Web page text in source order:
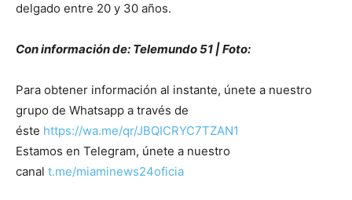
delgado entre 20 y 30 años.
Con información de: Telemundo 51 | Foto:
Para obtener información al instante, únete a nuestro
grupo de Whatsapp a través de
éste https://wa.me/qr/JBQICRYC7TZAN1
Estamos en Telegram, únete a nuestro
canal t.me/miaminews24oficia